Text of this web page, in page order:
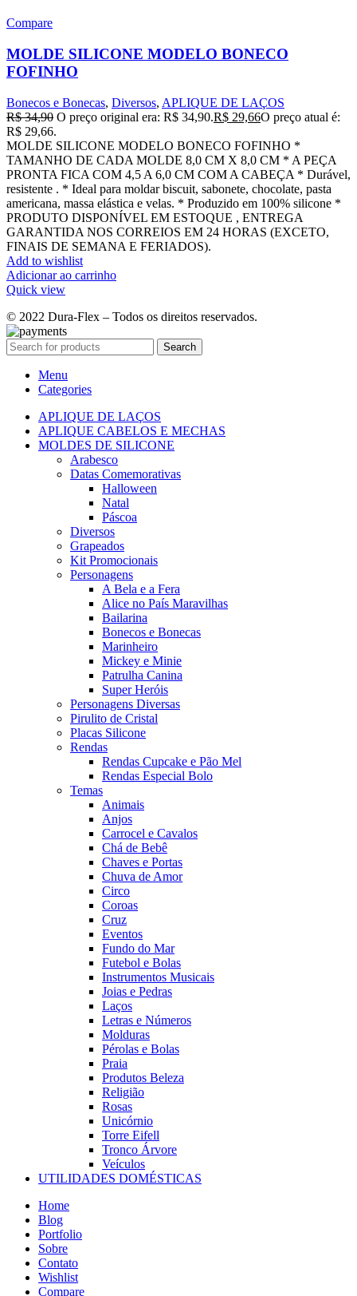
Compare
MOLDE SILICONE MODELO BONECO
FOFINHO
Bonecos e Bonecas, Diversos, APLIQUE DE LAÇOS
R$34,90 O preço original era: R$ 34,90.R$ 29,66O preço atual é:
R$ 29,66.
MOLDE SILICONE MODELO BONECO FOFINHO *
TAMANHO DE CADA MOLDE 8,0 CM X 8,0 CM * A PEÇA
PRONTA FICA COM 4,5 A 6,0 CM COM A CABEÇA * Durável,
resistente . * Ideal para moldar biscuit, sabonete, chocolate, pasta
americana, massa elástica e velas. * Produzido em 100% silicone *
PRODUTO DISPONÍVEL EM ESTOQUE , ENTREGA
GARANTIDA NOS CORREIOS EM 24 HORAS (EXCETO,
FINAIS DE SEMANA E FERIADOS).
Add to wishlist
Adicionar ao carrinho
Quick view
© 2022 Dura-Flex – Todos os direitos reservados.
Search
Menu
Categories
APLIQUE DE LAÇOS
APLIQUE CABELOS E MECHAS
MOLDES DE SILICONE
Arabesco
Datas Comemorativas
Halloween
Natal
Páscoa
Diversos
Grapeados
Kit Promocionais
Personagens
A Bela e a Fera
Alice no País Maravilhas
Bailarina
Bonecos e Bonecas
Marinheiro
Mickey e Minie
Patrulha Canina
Super Heróis
Personagens Diversas
Pirulito de Cristal
Placas Silicone
Rendas
Rendas Cupcake e Pão Mel
Rendas Especial Bolo
Temas
Animais
Anjos
Carrocel e Cavalos
Chá de Bebê
Chaves e Portas
Chuva de Amor
Circo
Coroas
Cruz
Eventos
Fundo do Mar
Futebol e Bolas
Instrumentos Musicais
Joias e Pedras
Laços
Letras e Números
Molduras
Pérolas e Bolas
Praia
Produtos Beleza
Religião
Rosas
Unicórnio
Torre Eifell
Tronco Árvore
Veículos
UTILIDADES DOMÉSTICAS
Home
Blog
Portfolio
Sobre
Contato
Wishlist
Compare